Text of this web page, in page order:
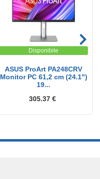
Disponibile
ASUS ProArt PA248CRV
Monitor PC 61,2 cm (24.1")
19...
305.37 €